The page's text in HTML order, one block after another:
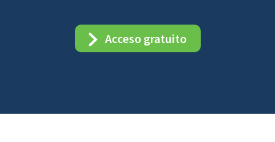
Acceso gratuito